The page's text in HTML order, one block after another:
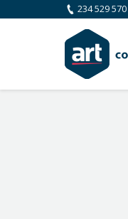
234 529 570